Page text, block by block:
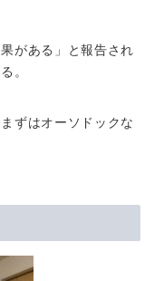
がある」と報告され
。
ずはオーソドックな